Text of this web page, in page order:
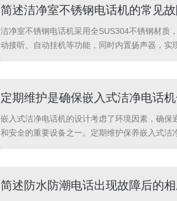
简述洁净室不锈钢电话机的常见
洁净室不锈钢电话机采用全SUS304不锈钢材质
动接听、自动挂机等功能，同时内置扬声器，实
定期维护是确保嵌入式洁净电话
嵌入式洁净电话机的设计考虑了环境因素，确
和安全的重要设备之一。定期维护保养嵌入式洁
简述防水防潮电话出现故障后的